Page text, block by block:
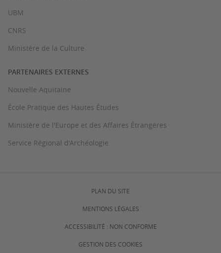
UBM
CNRS
Ministère de la Culture
PARTENAIRES EXTERNES
Nouvelle Aquitaine
École Pratique des Hautes Études
Ministère de l'Europe et des Affaires Étrangères
Service Régional d'Archéologie
PLAN DU SITE
MENTIONS LÉGALES
ACCESSIBILITÉ : NON CONFORME
GESTION DES COOKIES